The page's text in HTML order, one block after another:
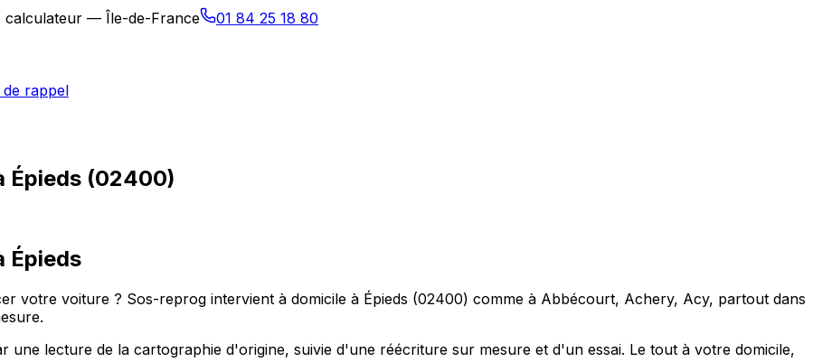
calculateur — Île-de-France 01 84 25 18 80
de rappel
Épieds (02400)
Épieds
votre voiture ? Sos-reprog intervient à domicile à Épieds (02400) comme à Abbécourt, Achery, Acy, partout dans
une lecture de la cartographie d'origine, suivie d'une réécriture sur mesure et d'un essai. Le tout à votre domicile,